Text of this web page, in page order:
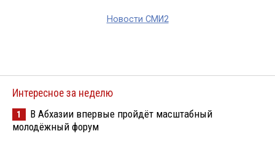
Новости СМИ2
Интересное за неделю
1
В Абхазии впервые пройдёт масштабный
молодёжный форум